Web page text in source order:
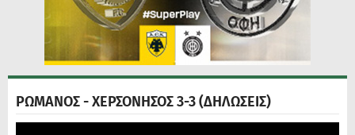
ΡΩΜΑΝΟΣ - ΧΕΡΣΟΝΗΣΟΣ 3-3 (ΔΗΛΩΣΕΙΣ)